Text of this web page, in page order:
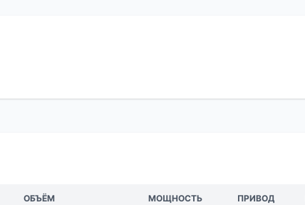
ОБЪЁМ МОЩНОСТЬ ПРИВОД